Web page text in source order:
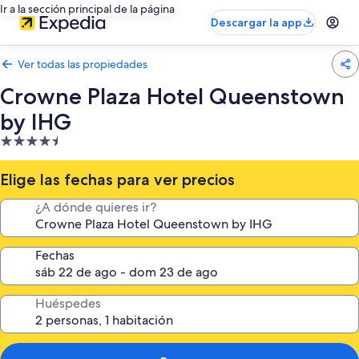
Ir a la sección principal de la página
Descargar la app
Ver todas las propiedades
Crowne Plaza Hotel Queenstown
by IHG
Propiedad
de
4.5
estrellas
Elige las fechas para ver precios
¿A dónde quieres ir?
Fechas
Huéspedes